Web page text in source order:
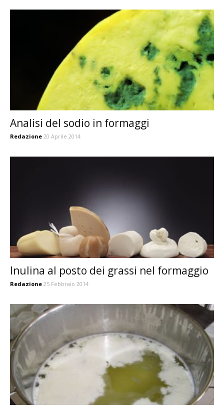
Analisi del sodio in formaggi
Redazione 20 Aprile 2014
Inulina al posto dei grassi nel formaggio
Redazione 25 Febbraio 2014